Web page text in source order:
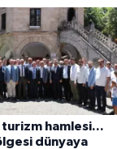
hamlesi...
dünyaya